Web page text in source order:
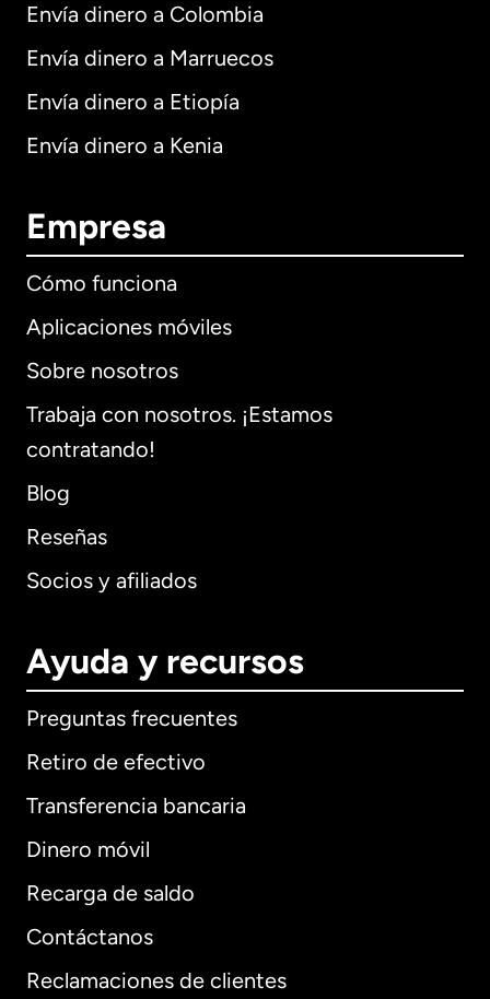
Envía dinero a Colombia
Envía dinero a Marruecos
Envía dinero a Etiopía
Envía dinero a Kenia
Empresa
Cómo funciona
Aplicaciones móviles
Sobre nosotros
Trabaja con nosotros. ¡Estamos
contratando!
Blog
Reseñas
Socios y afiliados
Ayuda y recursos
Preguntas frecuentes
Retiro de efectivo
Transferencia bancaria
Dinero móvil
Recarga de saldo
Contáctanos
Reclamaciones de clientes